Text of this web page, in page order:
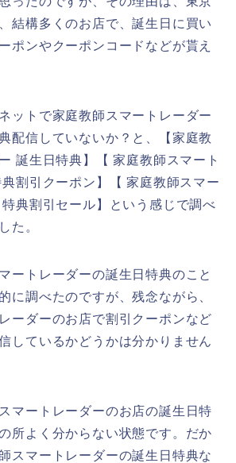
結構多くのお店で、誕生日に買い
ポンやクーポンコードなどが貰え
ットで家庭教師スマートレーダー
配信していないか？と、【家庭教
誕生日特典】【 家庭教師スマート
割引クーポン】【 家庭教師スマー
特典割引セール】という感じで調べ
た。
ートレーダーの誕生日特典のこと
に調べたのですが、残念ながら、
ーダーのお店で割引クーポンなど
しているかどうかは分かりません
マートレーダーのお店の誕生日特
所よく分からない状態です。だか
スマートレーダーの誕生日特典な